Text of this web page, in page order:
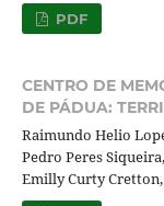
PDF
CENTRO DE
DE PÁDUA:
Raimundo Helio
Pedro Peres
Emilly Curty Cretton,